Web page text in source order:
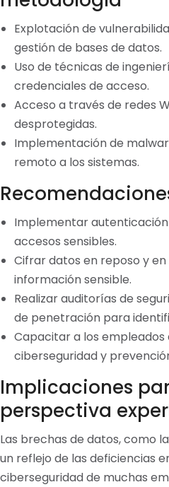
Explotación de
gestión de bases de datos.
Uso de técnicas de
credenciales de acceso.
Acceso a través de redes
desprotegidas.
Implementación de
remoto a los sistemas.
Implementar
accesos sensibles.
Cifrar datos en reposo y
información sensible.
Realizar auditorías de
de penetración para
Capacitar a los empleados
ciberseguridad y
Implicaciones
perspectiva
Las brechas de datos, como
un reflejo de las deficiencias
ciberseguridad de muchas